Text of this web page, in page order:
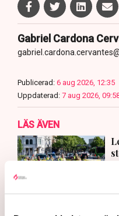
Gabriel Cardona
Publicerad: 6 aug 2026, 12:35
Uppdaterad: 7 aug 2026,
LÄS ÄVEN